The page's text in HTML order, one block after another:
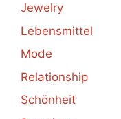
Jewelry
Lebensmittel
Mode
Relationship
Schönheit